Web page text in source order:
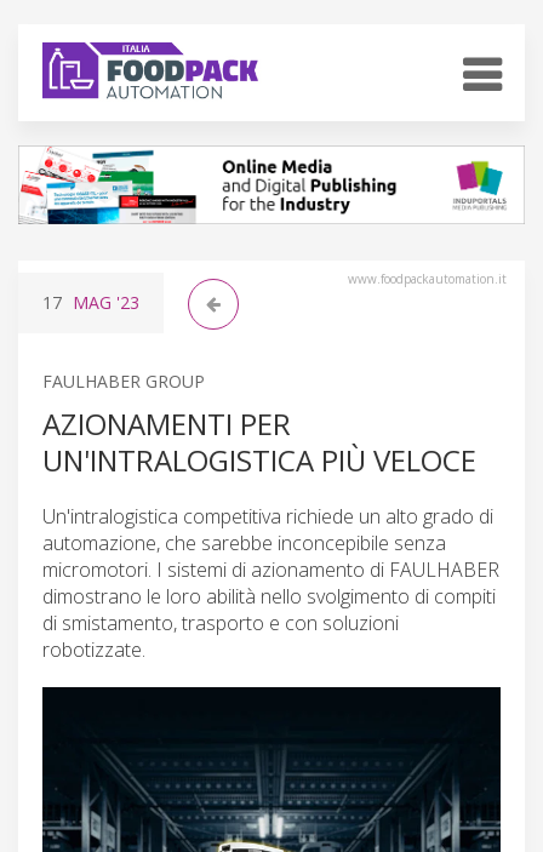
www.foodpackautomation.it
17 MAG '23
FAULHABER GROUP
AZIONAMENTI PER
UN'INTRALOGISTICA PIÙ VELOCE
Un'intralogistica competitiva richiede un alto grado di
automazione, che sarebbe inconcepibile senza
micromotori. I sistemi di azionamento di FAULHABER
dimostrano le loro abilità nello svolgimento di compiti
di smistamento, trasporto e con soluzioni
robotizzate.